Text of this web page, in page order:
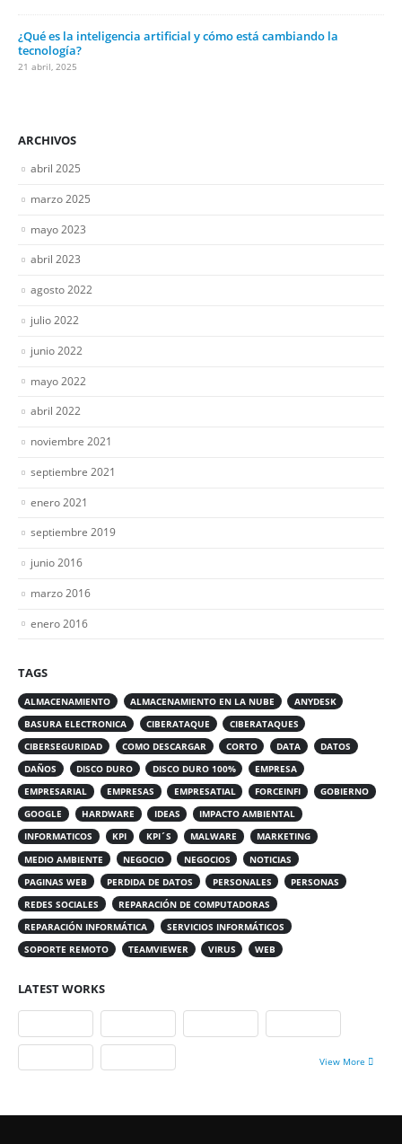
¿Qué es la inteligencia artificial y cómo está cambiando la
tecnología?
21 abril, 2025
ARCHIVOS
abril 2025
marzo 2025
mayo 2023
abril 2023
agosto 2022
julio 2022
junio 2022
mayo 2022
abril 2022
noviembre 2021
septiembre 2021
enero 2021
septiembre 2019
junio 2016
marzo 2016
enero 2016
TAGS
ALMACENAMIENTO ALMACENAMIENTO EN LA NUBE
ANYDESK
BASURA ELECTRONICA
CIBERATAQUE
CIBERATAQUES
CIBERSEGURIDAD
COMO DESCARGAR CORTO DATA
DATOS
DAÑOS
DISCO DURO DISCO DURO 100%
EMPRESA
EMPRESARIAL
EMPRESAS EMPRESATIAL FORCEINFI
GOBIERNO
GOOGLE
HARDWARE IDEAS
IMPACTO AMBIENTAL
INFORMATICOS
KPI KPI´S MALWARE
MARKETING
MEDIO AMBIENTE
NEGOCIO NEGOCIOS
NOTICIAS
PAGINAS WEB
PERDIDA DE DATOS PERSONALES
PERSONAS
REDES SOCIALES
REPARACIÓN DE COMPUTADORAS
REPARACIÓN INFORMÁTICA
SERVICIOS INFORMÁTICOS
SOPORTE REMOTO
TEAMVIEWER VIRUS WEB
LATEST WORKS
View More